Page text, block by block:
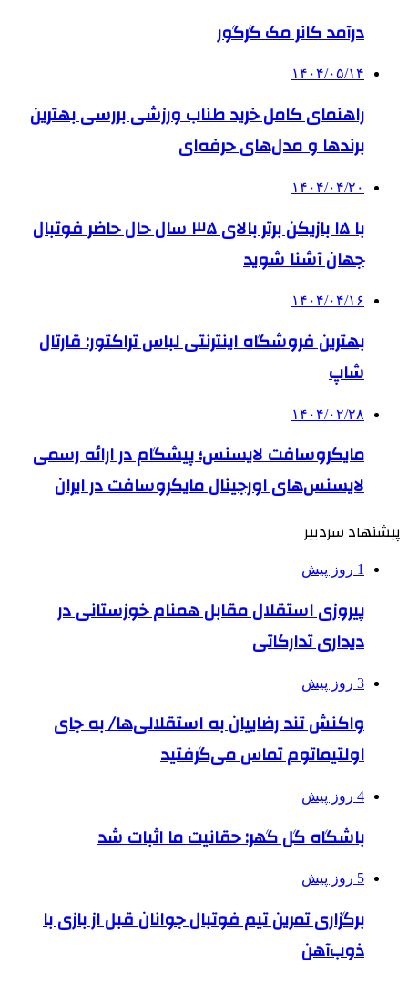
درآمد کانر مک گرگور
۱۴۰۴/۰۵/۱۴
راهنمای کامل خرید طناب ورزشی بررسی بهترین
برندها و مدل‌های حرفه‌ای
۱۴۰۴/۰۴/۲۰
با ۱۵ بازیکن برتر بالای ۳۵ سال حال حاضر فوتبال
جهان آشنا شوید
۱۴۰۴/۰۴/۱۶
بهترین فروشگاه اینترنتی لباس تراکتور: قارتال
شاپ
۱۴۰۴/۰۲/۲۸
مایکروسافت لایسنس؛ پیشگام در ارائه رسمی
لایسنس‌های اورجینال مایکروسافت در ایران
پیشنهاد سردبیر
1 روز پیش
پیروزی استقلال مقابل همنام خوزستانی در
دیداری تدارکاتی
3 روز پیش
واکنش تند رضاییان به استقلالی‌ها/ به جای
اولتیماتوم تماس می‌گرفتید
4 روز پیش
باشگاه گل گهر: حقانیت ما اثبات شد
5 روز پیش
برگزاری تمرین تیم فوتبال جوانان قبل از بازی با
ذوب‌آهن